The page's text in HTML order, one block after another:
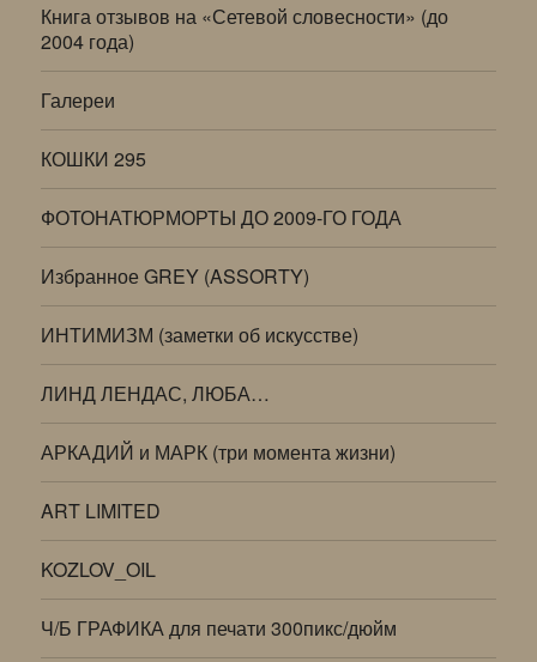
Книга отзывов на «Сетевой словесности» (до
2004 года)
Галереи
КОШКИ 295
ФОТОНАТЮРМОРТЫ ДО 2009-ГО ГОДА
Избранное GREY (ASSORTY)
ИНТИМИЗМ (заметки об искусстве)
ЛИНД ЛЕНДАС, ЛЮБА…
АРКАДИЙ и МАРК (три момента жизни)
ART LIMITED
KOZLOV_OIL
Ч/Б ГРАФИКА для печати 300пикс/дюйм